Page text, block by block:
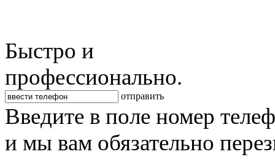
Быстро и
профессионально.
отправить
Введите в поле номер
и мы вам обязательно